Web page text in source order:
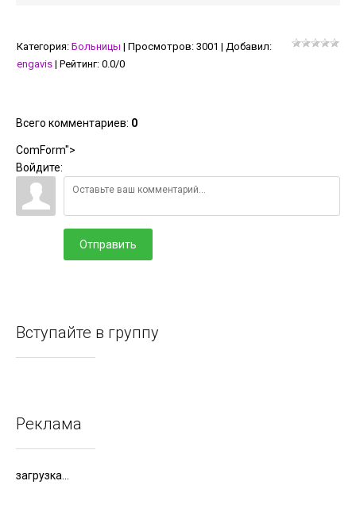
Категория: Больницы | Просмотров: 3001 | Добавил:
engavis | Рейтинг: 0.0/0
Всего комментариев: 0
ComForm">
Войдите:
Отправить
Вступайте в группу
Реклама
загрузка...